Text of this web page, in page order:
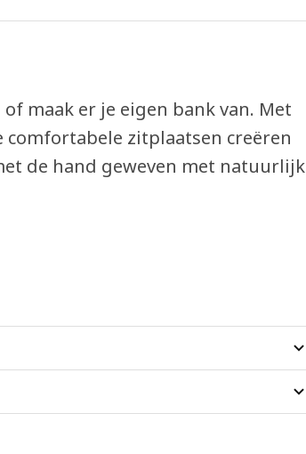
maak er je eigen bank van. Met
comfortabele zitplaatsen creëren
de hand geweven met natuurlijk